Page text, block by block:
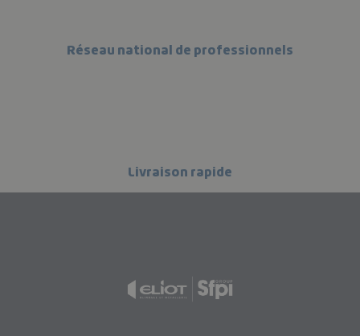
Réseau national de professionnels
Livraison rapide